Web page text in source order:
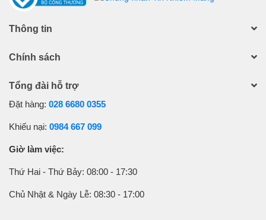
Thông tin
Chính sách
Tổng đài hỗ trợ
Đặt hàng: 028 6680 0355
Khiếu nại: 0984 667 099
Giờ làm việc:
Thứ Hai - Thứ Bảy: 08:00 - 17:30
Chủ Nhật & Ngày Lễ: 08:30 - 17:00